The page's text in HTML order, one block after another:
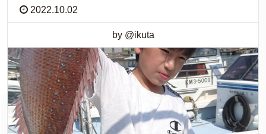
2022.10.02
by @ikuta